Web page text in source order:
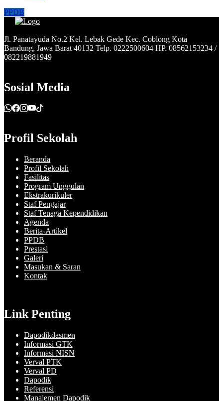
PPDB
Jl. Panatayuda No.2 Kel. Lebak Gede Kec. Coblong Kota
Bandung, Jawa Barat 40132 Telp. 0222500604 HP. 08562153234 /
082219881949
Sosial Media
Profil Sekolah
Beranda
Profil Sekolah
Fasilitas
Program Unggulan
Ekstrakurikuler
Staf Pengajar
Staf Tenaga Kependidikan
Agenda
Berita-Artikel
PPDB
Prestasi
Galeri
Masukan & Saran
Kontak
Link Penting
Dapodikdasmen
Informasi GTK
Informasi NISN
Verval PTK
Verval PD
Dapodik
Referensi
Manajemen Dapodik